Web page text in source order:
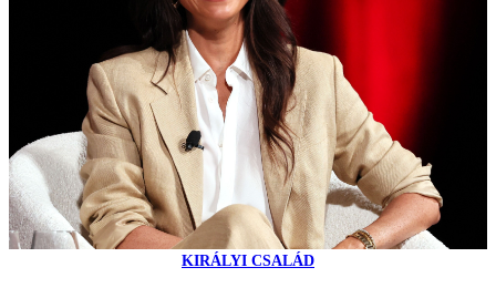
KIRÁLYI CSALÁD